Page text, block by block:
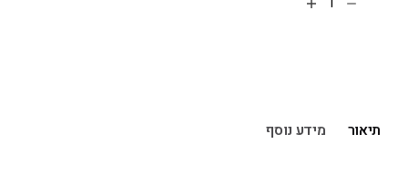
תיאור מידע נוסף